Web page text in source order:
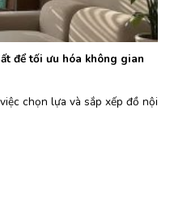
để tối ưu hóa không gian
chọn lựa và sắp xếp đồ nội